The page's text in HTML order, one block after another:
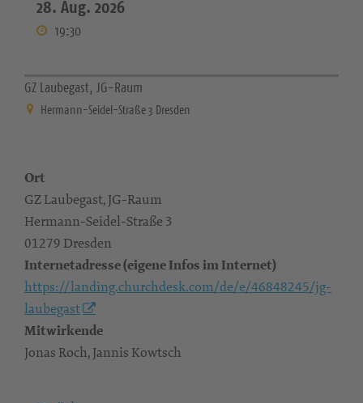
28. Aug. 2026
19:30
GZ Laubegast, JG-Raum
Hermann-Seidel-Straße 3 Dresden
Ort
GZ Laubegast, JG-Raum
Hermann-Seidel-Straße 3
01279 Dresden
Internetadresse (eigene Infos im Internet)
https://landing.churchdesk.com/de/e/46848245/jg-
laubegast
Mitwirkende
Jonas Roch, Jannis Kowtsch